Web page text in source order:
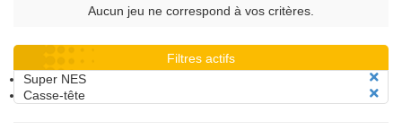
Aucun jeu ne correspond à vos critères.
Filtres actifs
Super NES
Casse-tête